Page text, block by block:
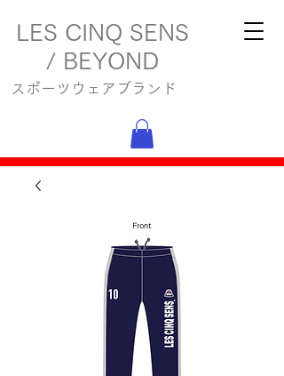
LES CINQ SENS
/ BEYOND
スポーツウェアブランド